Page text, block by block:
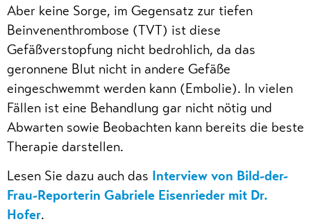
Aber keine Sorge, im Gegensatz zur tiefen
Beinvenenthrombose (TVT) ist diese
Gefäßverstopfung nicht bedrohlich, da das
geronnene Blut nicht in andere Gefäße
eingeschwemmt werden kann (Embolie). In vielen
Fällen ist eine Behandlung gar nicht nötig und
Abwarten sowie Beobachten kann bereits die beste
Therapie darstellen.
Lesen Sie dazu auch das Interview von Bild-der-
Frau-Reporterin Gabriele Eisenrieder mit Dr.
Hofer.